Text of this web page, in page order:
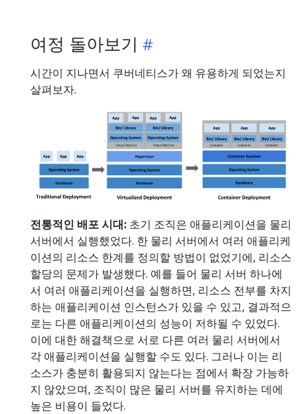
여정 돌아보기
시간이 지나면서 쿠버네티스가 왜 유용하게 되었는지
살펴보자.
전통적인 배포 시대: 초기 조직은 애플리케이션을 물리
서버에서 실행했었다. 한 물리 서버에서 여러 애플리케
이션의 리소스 한계를 정의할 방법이 없었기에, 리소스
할당의 문제가 발생했다. 예를 들어 물리 서버 하나에
서 여러 애플리케이션을 실행하면, 리소스 전부를 차지
하는 애플리케이션 인스턴스가 있을 수 있고, 결과적으
로는 다른 애플리케이션의 성능이 저하될 수 있었다.
이에 대한 해결책으로 서로 다른 여러 물리 서버에서
각 애플리케이션을 실행할 수도 있다. 그러나 이는 리
소스가 충분히 활용되지 않는다는 점에서 확장 가능하
지 않았으며, 조직이 많은 물리 서버를 유지하는 데에
높은 비용이 들었다.